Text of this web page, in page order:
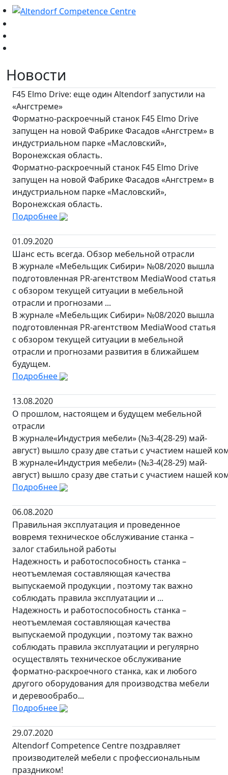
Новости
F45 Elmo Drive: еще один Altendorf запустили на
«Ангстреме»
Форматно-раскроечный станок F45 Elmo Drive
запущен на новой Фабрике Фасадов «Ангстрем» в
индустриальном парке «Масловский»,
Воронежская область.
Форматно-раскроечный станок F45 Elmo Drive
запущен на новой Фабрике Фасадов «Ангстрем» в
индустриальном парке «Масловский»,
Воронежская область.
Подробнее
01.09.2020
Шанс есть всегда. Обзор мебельной отрасли
В журнале «Мебельщик Сибири» №08/2020 вышла
подготовленная PR-агентством MediaWood статья
с обзором текущей ситуации в мебельной
отрасли и прогнозами ...
В журнале «Мебельщик Сибири» №08/2020 вышла
подготовленная PR-агентством MediaWood статья
с обзором текущей ситуации в мебельной
отрасли и прогнозами развития в ближайшем
будущем.
Подробнее
13.08.2020
О прошлом, настоящем и будущем мебельной
отрасли
В журнале«Индустрия мебели» (№3-4(28-29) май-
август) вышло сразу две статьи с участием нашей
В журнале«Индустрия мебели» (№3-4(28-29) май-
август) вышло сразу две статьи с участием нашей
Подробнее
06.08.2020
Правильная эксплуатация и проведенное
вовремя техническое обслуживание станка –
залог стабильной работы
Надежность и работоспособность станка –
неотъемлемая составляющая качества
выпускаемой продукции , поэтому так важно
соблюдать правила эксплуатации и ...
Надежность и работоспособность станка –
неотъемлемая составляющая качества
выпускаемой продукции , поэтому так важно
соблюдать правила эксплуатации и регулярно
осуществлять техническое обслуживание
форматно-раскроечного станка, как и любого
другого оборудования для производства мебели
и деревообрабо...
Подробнее
29.07.2020
Altendorf Competence Centre поздравляет
производителей мебели с профессиональным
праздником!